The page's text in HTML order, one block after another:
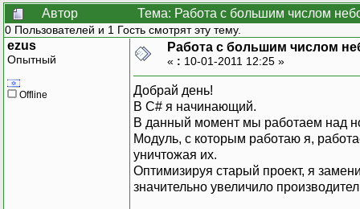
Автор
Тема: Работа с большим числом
0 Пользователей и 1 Гость смотрят эту тему.
ezus
Опытный
Offline
Работа с большим числом
« : 10-01-2011 12:25 »
Добрай день!
В С# я начинающий.
В данный момент мы работаем над
Модуль, с которым работаю я,
уничтожая их.
Оптимизируя старый проект, я
значительно увеличило